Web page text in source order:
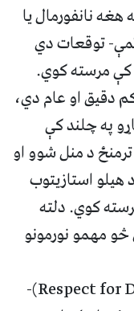
هغه نانفورمال یا
توقعات دي
کې مرسته کوي.
دقیق او عام دي،
په چلند کې
ترمنځ د منل شوو او
هيلو استازیتوب
کوي. دلته
مهمو نورمونو
- د دیپلوماسۍ احترام (Respect for Diplomacy)-